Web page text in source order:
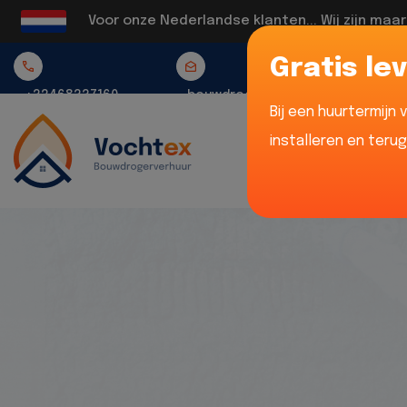
Voor onze Nederlandse klanten... Wij zijn
+32468337160 bouwdrogerverhuur@vochtex.be
Gratis
Bij een huurtermijn
installeren en